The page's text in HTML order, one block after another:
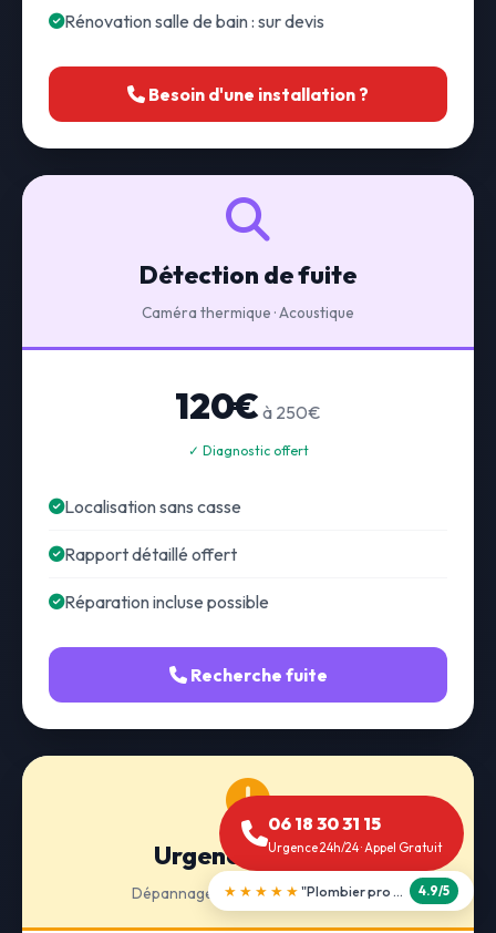
Rénovation salle de bain : sur devis
Besoin d'une installation ?
Détection de fuite
Caméra thermique · Acoustique
120€ à 250€
✓ Diagnostic offert
Localisation sans casse
Rapport détaillé offert
Réparation incluse possible
Recherche fuite
Urgence 24h/24
Dépannage · Intervention express
06 18 30 31 15
Urgence 24h/24 · Appel Gratuit
★★★★★ "Débouchage WC en 30 min" 5.0/5